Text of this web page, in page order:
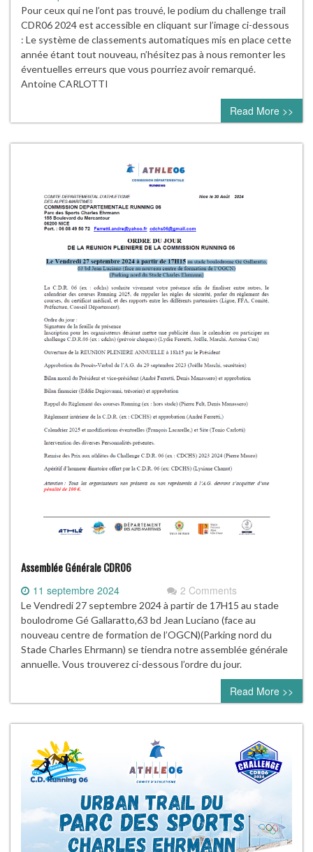
Pour ceux qui ne l’ont pas trouvé, le podium du challenge trail
CDR06 2024 est accessible en cliquant sur l’image ci-dessous
: Le système de classements automatiques mis en place cette
année étant tout nouveau, n’hésitez pas à nous remonter les
éventuelles erreurs que vous pourriez avoir remarqué.
Antoine CARLOTTI
Read More >>
Assemblée Générale CDR06
11 septembre 2024 2 Comments
Le Vendredi 27 septembre 2024 à partir de 17H15 au stade
boulodrome Gé Gallaratto,63 bd Jean Luciano (face au
nouveau centre de formation de l’OGCN)(Parking nord du
Stade Charles Ehrmann) se tiendra notre assemblée générale
annuelle. Vous trouverez ci-dessous l’ordre du jour.
Read More >>